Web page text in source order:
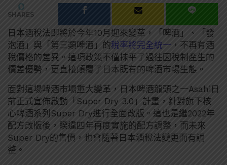
0
SHARES
日本酒稅法即將於今年10月迎來變革，「啤酒」、「發
泡酒」與「第三類啤酒」的稅率將完全統一 ，不再有酒
稅價格的差異。這項政策不僅抹平了過往因稅制產生的
價差優勢，更直接顛覆了日本既有的啤酒市場生態。
面對這場啤酒市場重大變革，日本啤酒龍頭之一Asahi日
前正式宣佈啟動「Super Dry 3.0」計畫，針對旗下核
心啤酒系列Super Dry進行全面改版。這也是繼2022年
配方改版後，睽違四年再度實施的配方調整，而未來
Super Dry的售價，也會隨著日本酒稅法變更而有調
整。